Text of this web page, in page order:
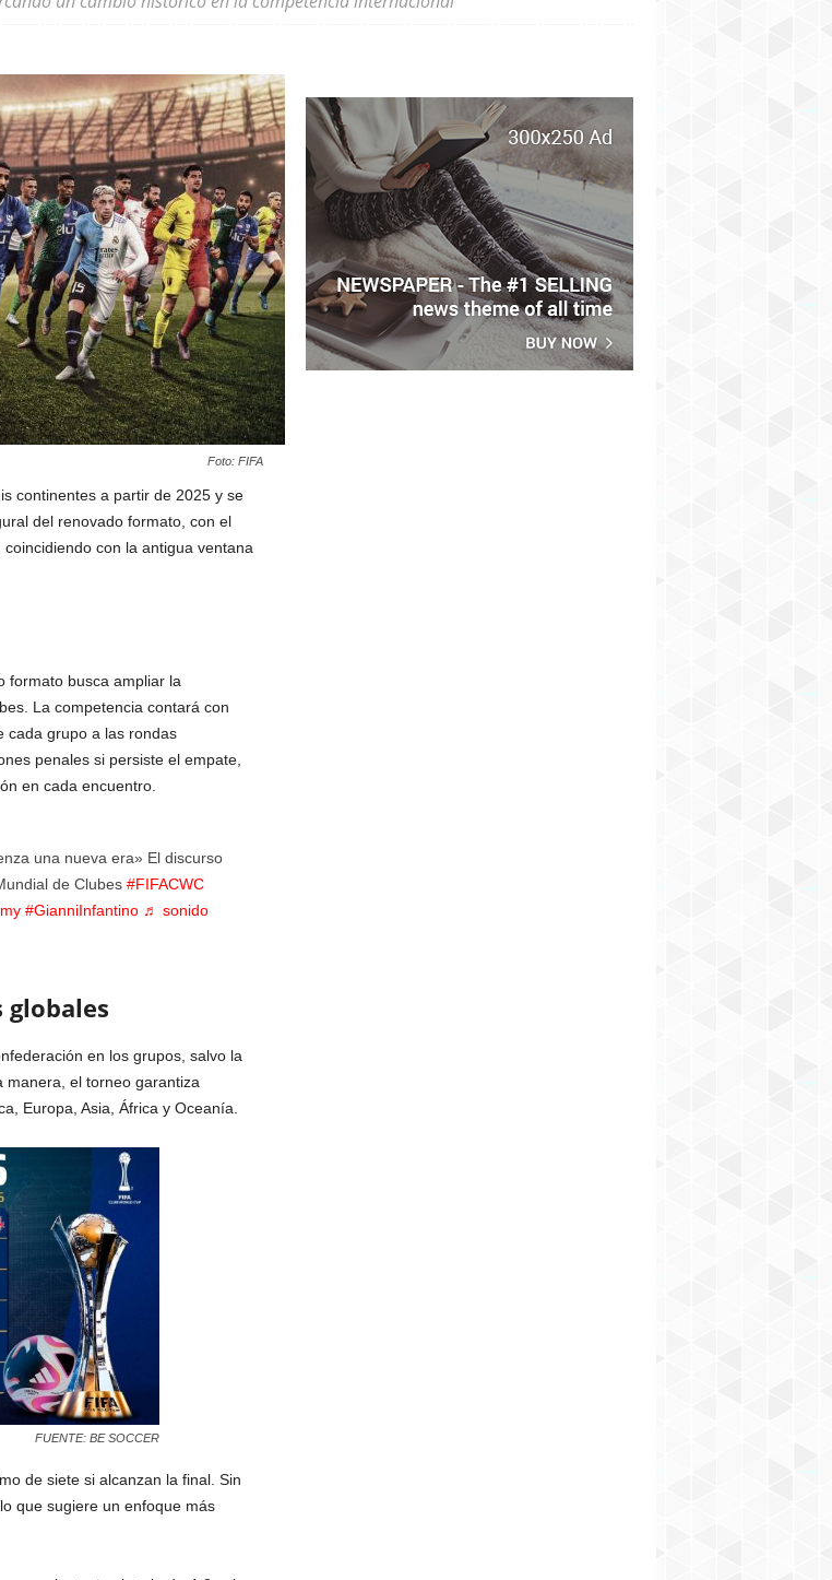
Foto: FIFA
continentes a partir de 2025 y se
del renovado formato, con el
con la antigua ventana
formato busca ampliar la
La competencia contará con
cada grupo a las rondas
penales si persiste el empate,
en cada encuentro.
una nueva era» El discurso
de Clubes #FIFACWC
#GianniInfantino ♬ sonido
en los grupos, salvo la
manera, el torneo garantiza
Europa, Asia, África y Oceanía.
FUENTE: BE SOCCER
de siete si alcanzan la final. Sin
que sugiere un enfoque más